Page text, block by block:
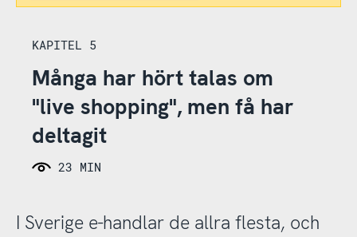
KAPITEL 5
Många har hört talas om
"live shopping", men få har
deltagit
23 MIN
I Sverige e-handlar de allra flesta, och